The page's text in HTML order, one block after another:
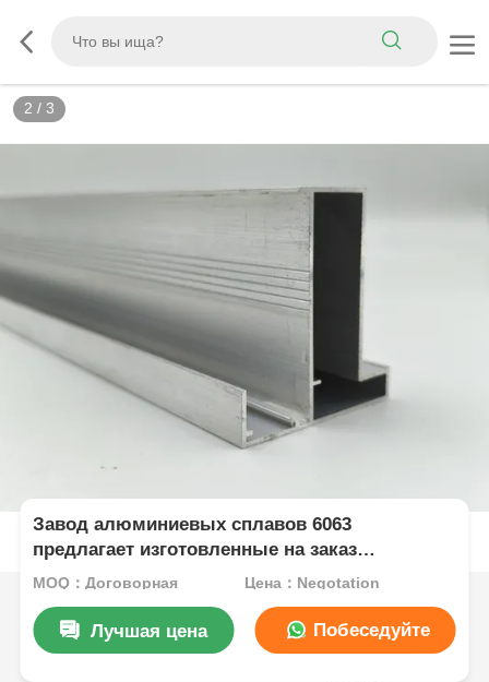
2 / 3
Завод алюминиевых сплавов 6063
предлагает изготовленные на заказ
алюминиевые экструдированные профили с
профили большого сечения по образцам.
MOQ：Договорная Цена：Negotation
Лучшая цена Побеседуйте